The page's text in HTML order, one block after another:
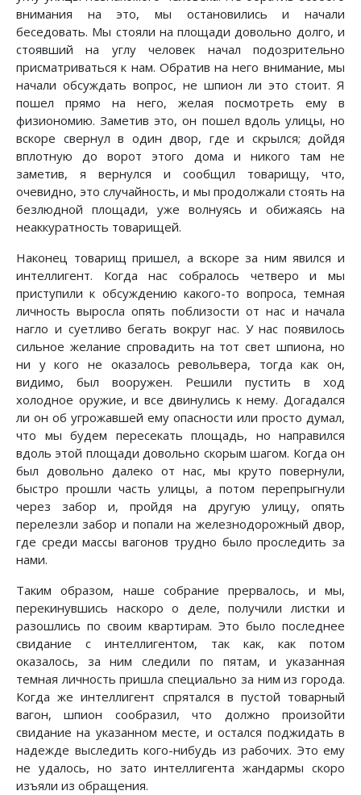
внимания на это, мы остановились и начали
беседовать. Мы стояли на площади довольно долго, и
стоявший на углу человек начал подозрительно
присматриваться к нам. Обратив на него внимание, мы
начали обсуждать вопрос, не шпион ли это стоит. Я
пошел прямо на него, желая посмотреть ему в
физиономию. Заметив это, он пошел вдоль улицы, но
вскоре свернул в один двор, где и скрылся; дойдя
вплотную до ворот этого дома и никого там не
заметив, я вернулся и сообщил товарищу, что,
очевидно, это случайность, и мы продолжали стоять на
безлюдной площади, уже волнуясь и обижаясь на
неаккуратность товарищей.
Наконец товарищ пришел, а вскоре за ним явился и
интеллигент. Когда нас собралось четверо и мы
приступили к обсуждению какого-то вопроса, темная
личность выросла опять поблизости от нас и начала
нагло и суетливо бегать вокруг нас. У нас появилось
сильное желание спровадить на тот свет шпиона, но
ни у кого не оказалось револьвера, тогда как он,
видимо, был вооружен. Решили пустить в ход
холодное оружие, и все двинулись к нему. Догадался
ли он об угрожавшей ему опасности или просто думал,
что мы будем пересекать площадь, но направился
вдоль этой площади довольно скорым шагом. Когда он
был довольно далеко от нас, мы круто повернули,
быстро прошли часть улицы, а потом перепрыгнули
через забор и, пройдя на другую улицу, опять
перелезли забор и попали на железнодорожный двор,
где среди массы вагонов трудно было проследить за
нами.
Таким образом, наше собрание прервалось, и мы,
перекинувшись наскоро о деле, получили листки и
разошлись по своим квартирам. Это было последнее
свидание с интеллигентом, так как, как потом
оказалось, за ним следили по пятам, и указанная
темная личность пришла специально за ним из города.
Когда же интеллигент спрятался в пустой товарный
вагон, шпион сообразил, что должно произойти
свидание на указанном месте, и остался поджидать в
надежде выследить кого-нибудь из рабочих. Это ему
не удалось, но зато интеллигента жандармы скоро
изъяли из обращения.